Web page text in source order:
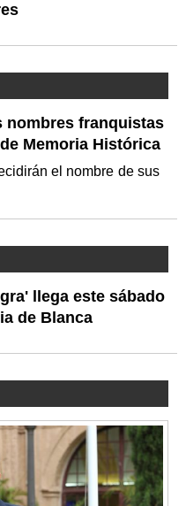
nombres franquistas
Memoria Histórica
el nombre de sus
llega este sábado
de Blanca